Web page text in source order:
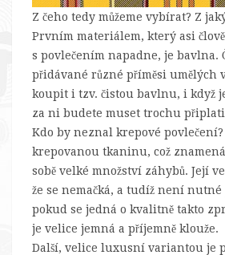
Z čeho tedy můžeme vybírat? Z
Prvním materiálem, který asi
s povlečením napadne, je bavlna.
přidávané různé příměsi umělých
koupit i tzv. čistou bavlnu, i když
za ni budete muset trochu
Kdo by neznal krepové povlečení?
krepovanou tkaninu, což
sobě velké množství záhybů. Její
že se nemačká, a tudíž není
pokud se jedná o kvalitně takto
je velice jemná a příjemně klouže.
Další, velice luxusní variantou je